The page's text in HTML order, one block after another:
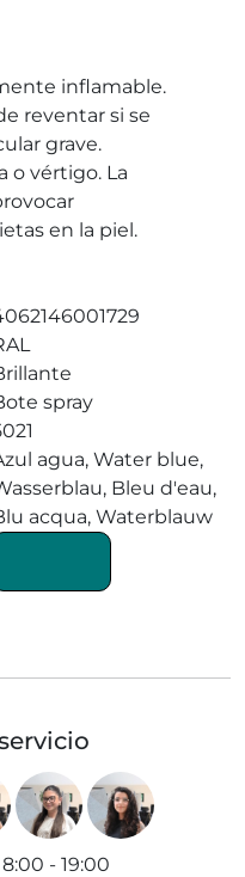
inflamable.
reventar si se
grave.
o vértigo. La
en la piel.
spray
agua, Water blue,
Bleu d'eau,
acqua, Waterblauw
8:00 - 19:00